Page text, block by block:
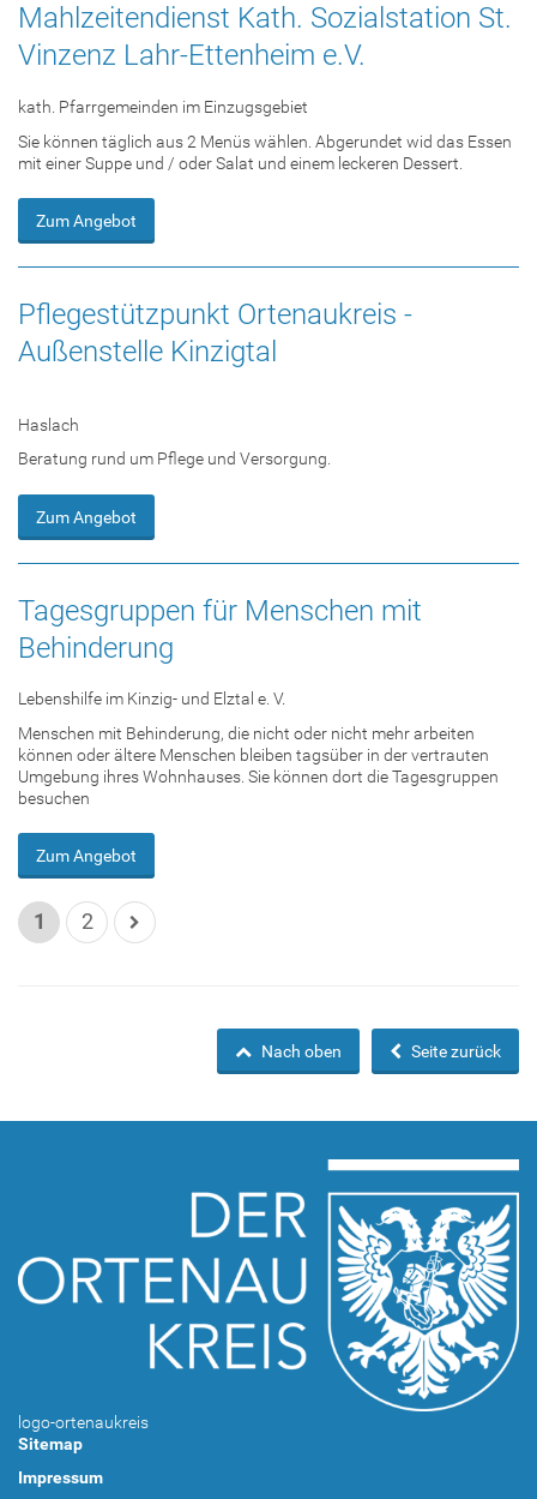
Mahlzeitendienst Kath. Sozialstation St.
Vinzenz Lahr-Ettenheim e.V.
kath. Pfarrgemeinden im Einzugsgebiet
Sie können täglich aus 2 Menüs wählen. Abgerundet wid das Essen
mit einer Suppe und / oder Salat und einem leckeren Dessert.
Zum Angebot
Pflegestützpunkt Ortenaukreis -
Außenstelle Kinzigtal
Haslach
Beratung rund um Pflege und Versorgung.
Zum Angebot
Tagesgruppen für Menschen mit
Behinderung
Lebenshilfe im Kinzig- und Elztal e. V.
Menschen mit Behinderung, die nicht oder nicht mehr arbeiten
können oder ältere Men­schen bleiben tagsüber in der vertrauten
Um­ge­bung ihres Wohnhauses. Sie können dort die Tagesgruppen
be­su­chen
Zum Angebot
1 2
Seite zurück
Nach oben
logo-ortenaukreis
Sitemap
Impressum